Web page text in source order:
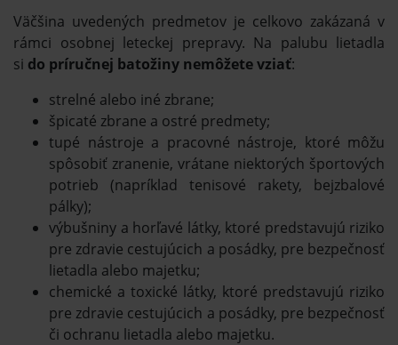
Väčšina uvedených predmetov je celkovo zakázaná v
rámci osobnej leteckej prepravy. Na palubu lietadla
si do príručnej batožiny nemôžete vziať:
strelné alebo iné zbrane;
špicaté zbrane a ostré predmety;
tupé nástroje a pracovné nástroje, ktoré môžu
spôsobiť zranenie, vrátane niektorých športových
potrieb (napríklad tenisové rakety, bejzbalové
pálky);
výbušniny a horľavé látky, ktoré predstavujú riziko
pre zdravie cestujúcich a posádky, pre bezpečnosť
lietadla alebo majetku;
chemické a toxické látky, ktoré predstavujú riziko
pre zdravie cestujúcich a posádky, pre bezpečnosť
či ochranu lietadla alebo majetku.